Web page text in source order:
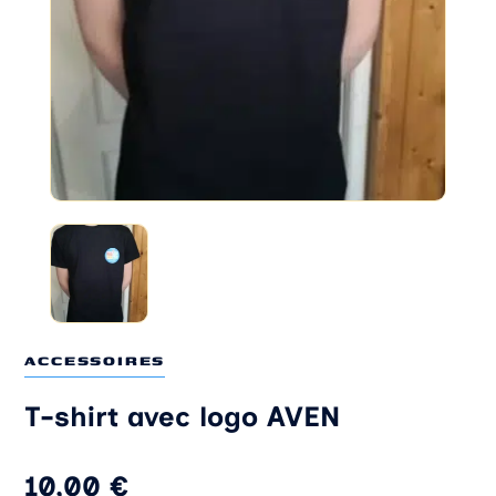
ACCESSOIRES
T-shirt avec logo AVEN
10,00€